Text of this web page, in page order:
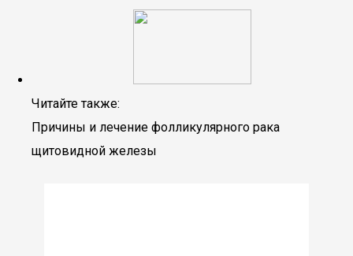
Читайте также:
Причины и лечение фолликулярного рака
щитовидной железы